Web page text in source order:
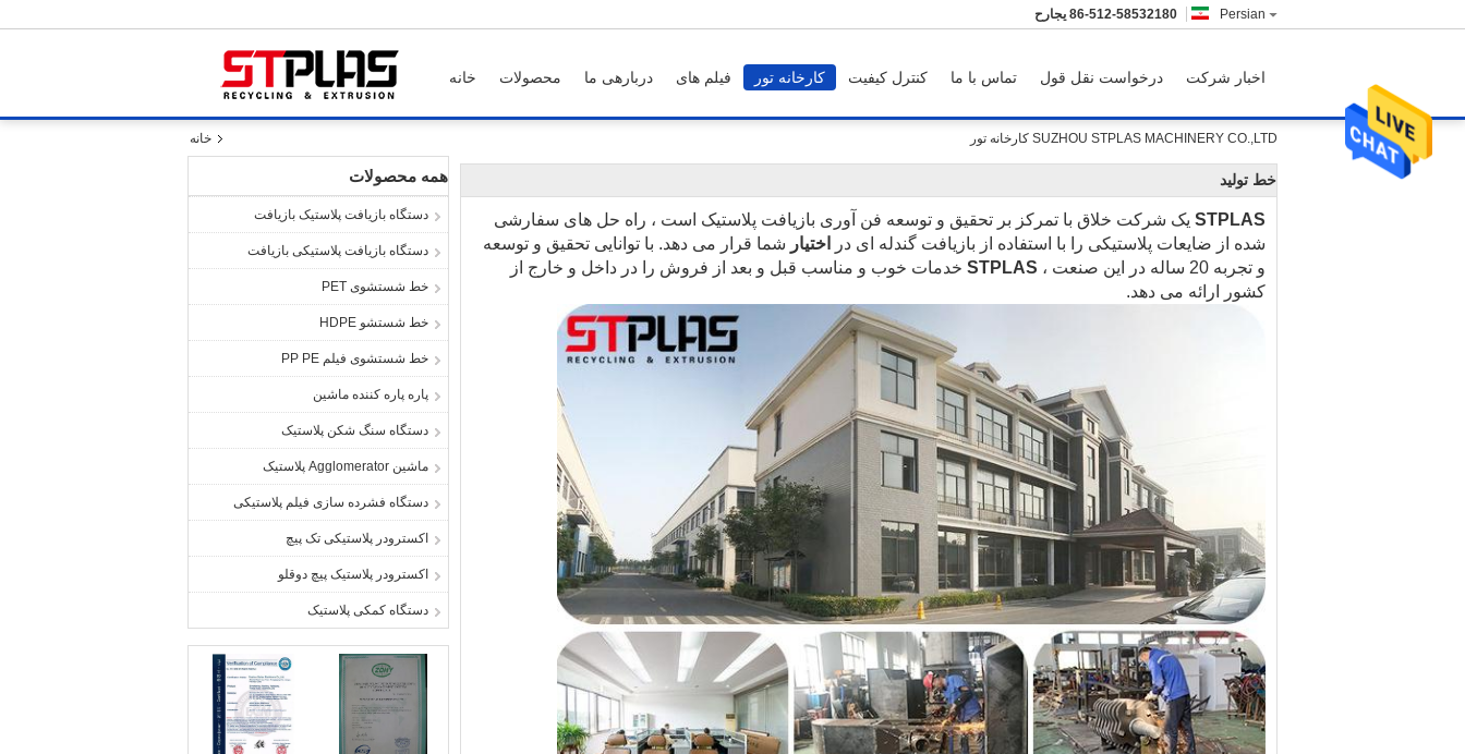
Persian حراجی 86-512-58532180
خانه محصولات دربارهی ما فیلم های کارخانه تور کنترل کیفیت تماس با ما درخواست نقل قول اخبار شرکت
خانه SUZHOU STPLAS MACHINERY CO.,LTD کارخانه تور
همه محصولات
دستگاه بازیافت پلاستیک بازیافت
دستگاه بازیافت پلاستیکی بازیافت
خط شستشوی PET
خط شستشو HDPE
خط شستشوی فیلم PP PE
پاره پاره کننده ماشین
دستگاه سنگ شکن پلاستیک
ماشین Agglomerator پلاستیک
دستگاه فشرده سازی فیلم پلاستیکی
اکسترودر پلاستیکی تک پیچ
اکسترودر پلاستیک پیچ دوقلو
دستگاه کمکی پلاستیک
خط تولید
STPLAS یک شرکت خلاق با تمرکز بر تحقیق و توسعه فن آوری بازیافت پلاستیک است ، راه حل های سفارشی
شده از ضایعات پلاستیکی را با استفاده از بازیافت گندله ای در
اختیار شما قرار می دهد. با توانایی تحقیق و توسعه
و تجربه 20 ساله در این صنعت ،
STPLAS خدمات خوب و مناسب قبل و بعد از فروش را در داخل و خارج از
کشور ارائه می دهد.